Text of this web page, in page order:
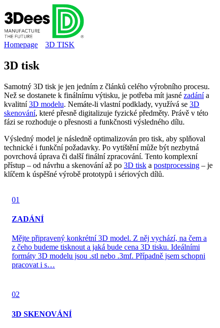
Homepage 3D TISK
3D tisk
Samotný 3D tisk je jen jedním z článků celého výrobního procesu.
Než se dostanete k finálnímu výtisku, je potřeba mít jasné zadánía
kvalitní3D modelu. Nemáte-li vlastní podklady, využívá se 3D
skenování, které přesně digitalizuje fyzické předměty. Právě v této
fázi se rozhoduje o přesnosti a funkčnosti výsledného dílu.
Výsledný model je následně optimalizován pro tisk, aby splňoval
technické i funkční požadavky. Po vytištění může být nezbytná
povrchová úprava či další finální zpracování. Tento komplexní
přístup – od návrhu a skenování až po 3D tisk a postprocessing – je
klíčem k úspěšné výrobě prototypů i sériových dílů.
01
ZADÁNÍ
Mějte připravený konkrétní 3D model. Z něj vychází, na čem a
z čeho budeme tisknout a jaká bude cena 3D tisku. Ideálními
formáty 3D modelu jsou .stl nebo .3mf. Případně jsem schopni
pracovat i s…
02
3D SKENOVÁNÍ